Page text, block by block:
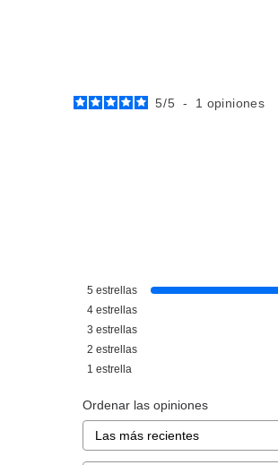
VP
Pvr 77.00€
-40%
5/5 - 1 opiniones
5 estrellas
4 estrellas
3 estrellas
2 estrellas
1 estrella
Ordenar las opiniones